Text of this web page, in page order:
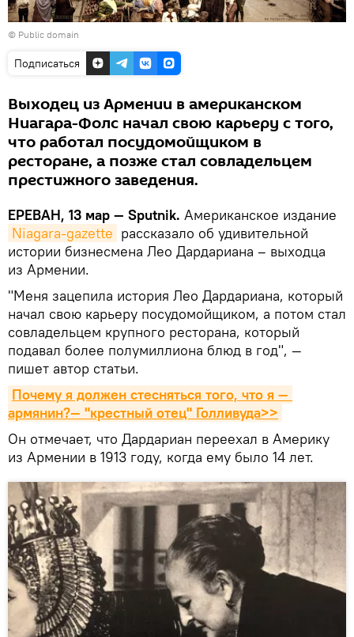
© Public domain
Подписаться
Выходец из Армении в американском
Ниагара-Фолс начал свою карьеру с того,
что работал посудомойщиком в
ресторане, а позже стал совладельцем
престижного заведения.
ЕРЕВАН, 13 мар — Sputnik. Американское издание
Niagara-gazette рассказало об удивительной
истории бизнесмена Лео Дардариана – выходца
из Армении.
"Меня зацепила история Лео Дардариана, который
начал свою карьеру посудомойщиком, а потом стал
совладельцем крупного ресторана, который
подавал более полумиллиона блюд в год", —
пишет автор статьи.
Почему я должен стесняться того, что я —
армянин?— "крестный отец" Голливуда>>
Он отмечает, что Дардариан переехал в Америку
из Армении в 1913 году, когда ему было 14 лет.